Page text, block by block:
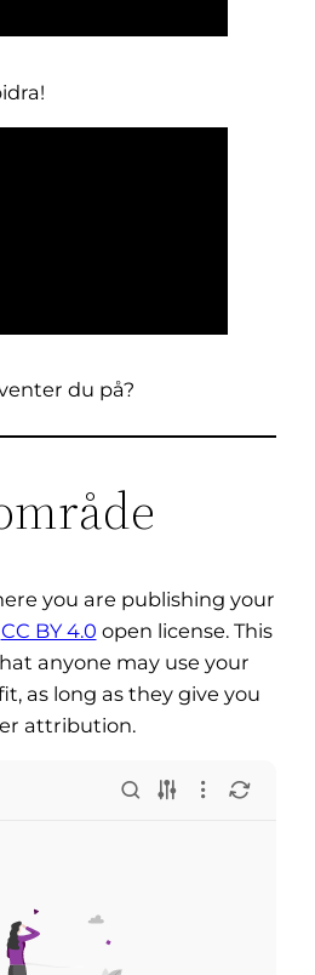
du på?
you are publishing your
CC BY 4.0 open license. This
anyone may use your
as long as they give you
attribution.